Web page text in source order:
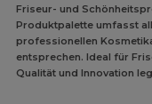
Friseur- und
Produktpalette umfasst
professionellen
entsprechen. Ideal für
Qualität und Innovation